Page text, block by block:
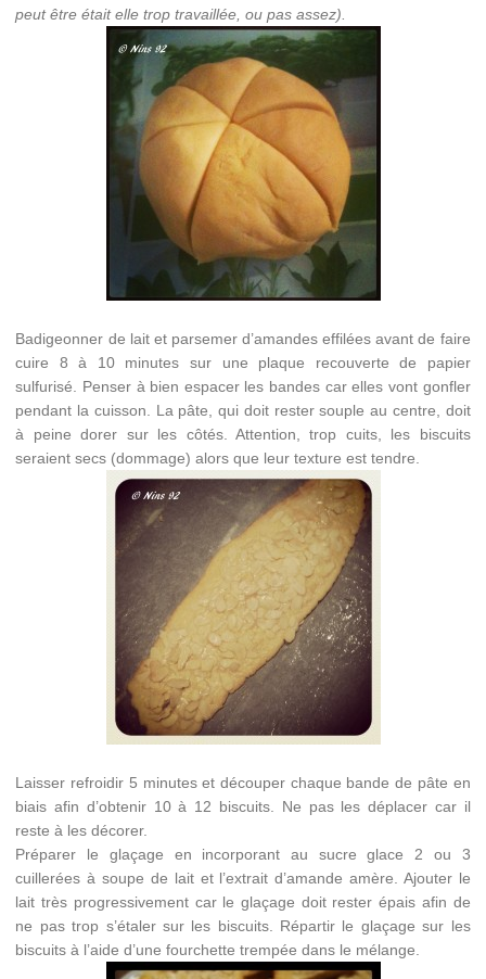
peut être était elle trop travaillée, ou pas assez).
Badigeonner de lait et parsemer d’amandes effilées avant de faire
cuire 8 à 10 minutes sur une plaque recouverte de papier
sulfurisé. Penser à bien espacer les bandes car elles vont gonfler
pendant la cuisson. La pâte, qui doit rester souple au centre, doit
à peine dorer sur les côtés. Attention, trop cuits, les biscuits
seraient secs (dommage) alors que leur texture est tendre.
Laisser refroidir 5 minutes et découper chaque bande de pâte en
biais afin d’obtenir 10 à 12 biscuits. Ne pas les déplacer car il
reste à les décorer.
Préparer le glaçage en incorporant au sucre glace 2 ou 3
cuillerées à soupe de lait et l’extrait d’amande amère. Ajouter le
lait très progressivement car le glaçage doit rester épais afin de
ne pas trop s’étaler sur les biscuits. Répartir le glaçage sur les
biscuits à l’aide d’une fourchette trempée dans le mélange.